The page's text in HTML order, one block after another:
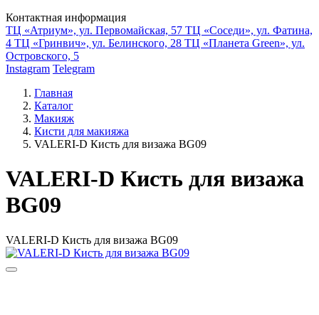
Контактная информация
ТЦ «Атриум», ул. Первомайская, 57 ТЦ «Соседи», ул. Фатина,
4 ТЦ «Гринвич», ул. Белинского, 28 ТЦ «Планета Green», ул.
Островского, 5
Instagram Telegram
Главная
Каталог
Макияж
Кисти для макияжа
VALERI-D Кисть для визажа BG09
VALERI-D Кисть для визажа
BG09
VALERI-D Кисть для визажа BG09